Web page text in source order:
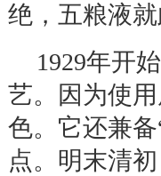
绝，五粮液就
1929年开
艺。因为使
色。它还兼备
点。明末清